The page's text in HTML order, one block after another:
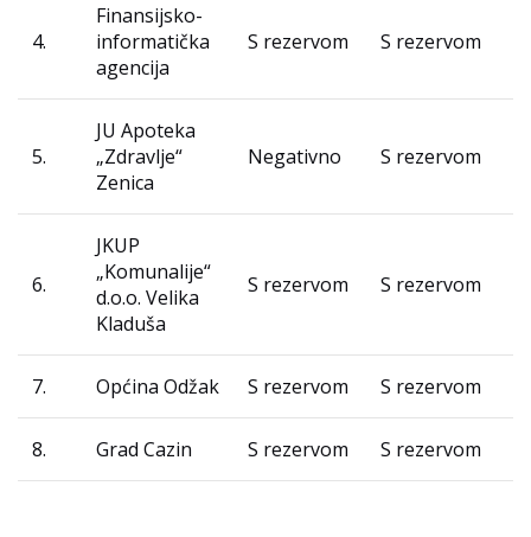
4.
Finansijsko-
informatička
agencija
S rezervom S rezervom
5.
JU Apoteka
„Zdravlje“
Zenica
Negativno S rezervom
6.
JKUP
„Komunalije“
d.o.o. Velika
Kladuša
S rezervom S rezervom
7. Općina Odžak S rezervom S rezervom
8. Grad Cazin S rezervom S rezervom